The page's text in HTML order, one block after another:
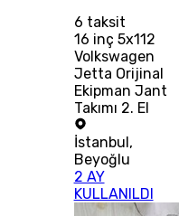
6 taksit
16 inç 5x112
Volkswagen
Jetta Orijinal
Ekipman Jant
Takımı 2. El
İstanbul,
Beyoğlu
2 AY
KULLANILDI